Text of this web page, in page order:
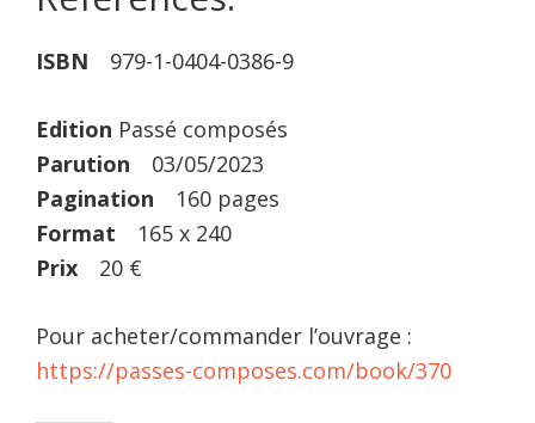
ISBN 979-1-0404-0386-9
Edition Passé composés
Parution 03/05/2023
Pagination 160 pages
Format 165 x 240
Prix 20 €
Pour acheter/commander l’ouvrage :
https://passes-composes.com/book/370